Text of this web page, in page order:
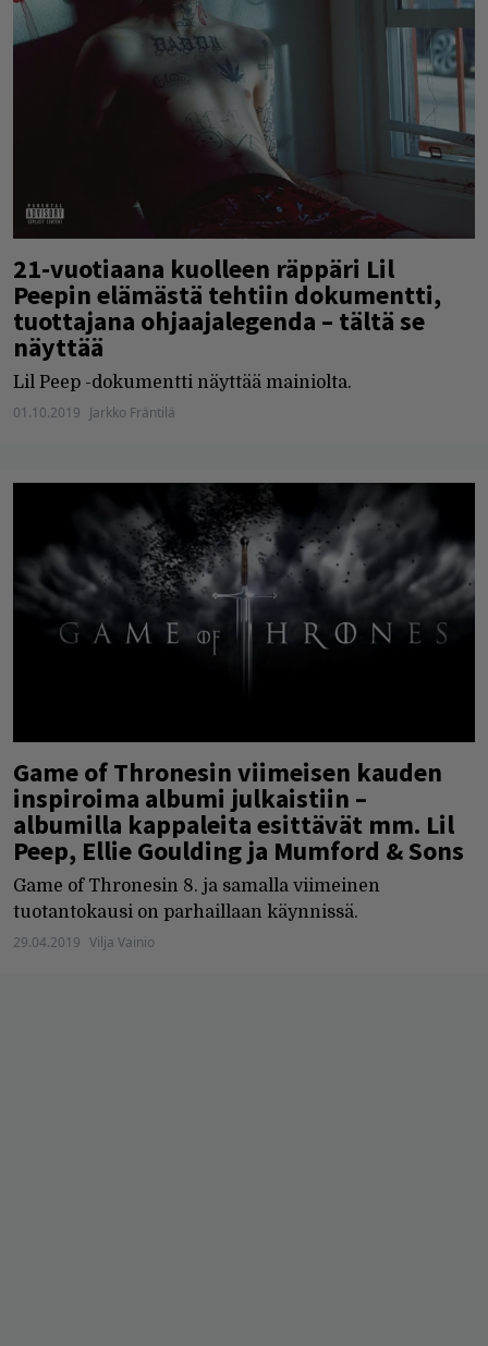
21-vuotiaana kuolleen räppäri Lil
Peepin elämästä tehtiin dokumentti,
tuottajana ohjaajalegenda – tältä se
näyttää
Lil Peep -dokumentti näyttää mainiolta.
01.10.2019 Jarkko Fräntilä
Game of Thronesin viimeisen kauden
inspiroima albumi julkaistiin –
albumilla kappaleita esittävät mm. Lil
Peep, Ellie Goulding ja Mumford & Sons
Game of Thronesin 8. ja samalla viimeinen
tuotantokausi on parhaillaan käynnissä.
29.04.2019 Vilja Vainio